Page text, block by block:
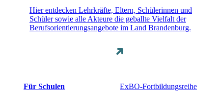
Hier entdecken Lehrkräfte, Eltern, Schülerinnen und
Schüler sowie alle Akteure die geballte Vielfalt der
Berufsorientierungsangebote im Land Brandenburg.
Für Schulen
ExBO-Fortbildungsreihe